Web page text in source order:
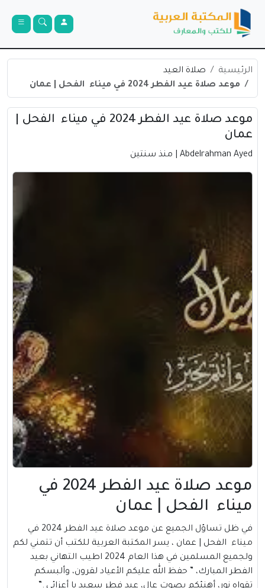
الرئيسية
صلاة العيد
موعد صلاة عيد الفطر 2024 في ميناء الفحل | عمان
موعد صلاة عيد الفطر 2024 في ميناء الفحل |
عمان
Abdelrahman Ayed | منذ سنتين
موعد صلاة عيد الفطر 2024 في
ميناء الفحل | عمان
في ظل تساؤل الجميع عن موعد صلاة عيد الفطر 2024 في
ميناء الفحل | عمان ، يسر المكتبة العربية للكتب أن تتمني لكم
ولجميع المسلمين في هذا العام 2024 اطيب التهاني بعيد
الفطر المبارك، ” حفظ الله عليكم الأعياد لقرون، وألبسكم